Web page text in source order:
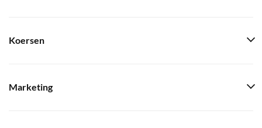
Koersen
Marketing